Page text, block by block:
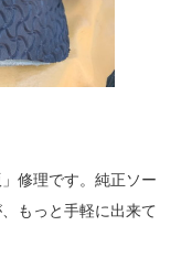
修理です。純正ソー
もっと手軽に出来て